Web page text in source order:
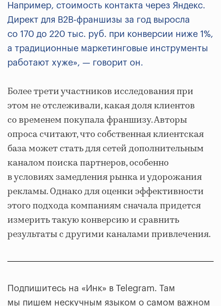
Например, стоимость контакта через Яндекс.
Директ для B2B-франшизы за год выросла
со 170 до 220 тыс. руб. при конверсии ниже 1%,
а традиционные маркетинговые инструменты
работают хуже», — говорит он.
Более трети участников исследования при
этом не отслеживали, какая доля клиентов
со временем покупала франшизу. Авторы
опроса считают, что собственная клиентская
база может стать для сетей дополнительным
каналом поиска партнеров, особенно
в условиях замедления рынка и удорожания
рекламы. Однако для оценки эффективности
этого подхода компаниям сначала придется
измерить такую конверсию и сравнить
результаты с другими каналами привлечения.
Подпишитесь на «Инк» в Telegram. Там
мы пишем нескучным языком о самом важном